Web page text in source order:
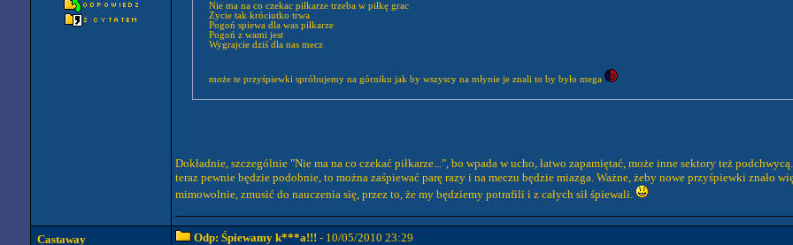
Nie ma na co czekac piłkarze trzeba w piłkę grac
Zycie tak króciutko trwa
Pogoń spiewa dla was piłkarze
Pogoń z wami jest
Wygrajcie dziś dla nas mecz
może te przyśpiewki spróbujemy na górniku jak by wszyscy na młynie je znali to by było mega
Dokładnie, szczególnie "Nie ma na co czekać piłkarze...", bo wpada w ucho, łatwo zapamiętać, może inne sektory też
teraz pewnie będzie podobnie, to można zaśpiewać parę razy i na meczu będzie miazga. Ważne, żeby nowe przyśpiewki znało
mimowolnie, zmusić do nauczenia się, przez to, że my będziemy potrafili i z całych sił śpiewali.
Castaway Odp: Śpiewamy k***a!!! - 10/05/2010 23:29